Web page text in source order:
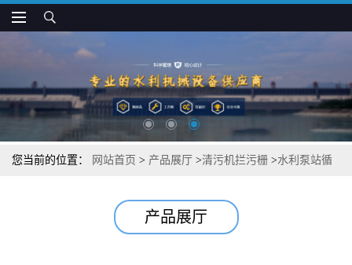
您当前的位置： 网站首页 > 产品展厅 >清污机拦污栅 >水利泵站循
产品展厅